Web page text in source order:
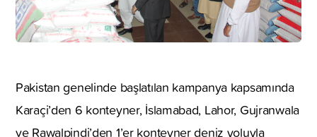
Pakistan genelinde başlatılan kampanya kapsamında
Karaçi’den 6 konteyner, İslamabad, Lahor, Gujranwala
ve Rawalpindi’den 1’er konteyner deniz yoluyla